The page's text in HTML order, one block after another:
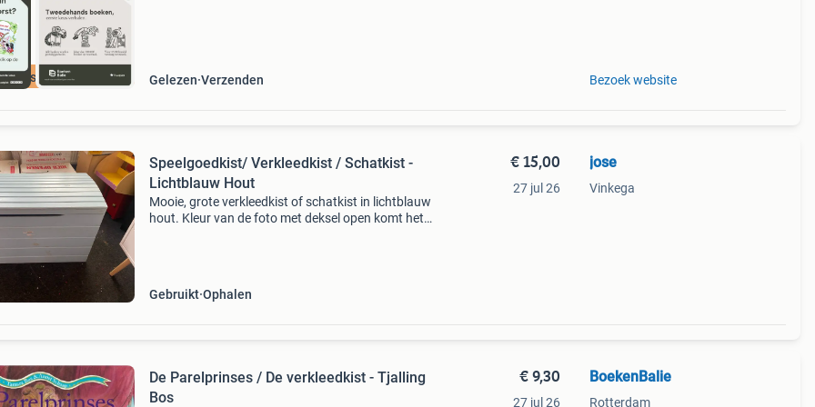
prijs Gelezen Verzenden Bezoek website
Speelgoedkist/ Verkleedkist / Schatkist -
Lichtblauw Hout
Mooie, grote verkleedkist of schatkist in lichtblauw
hout. Kleur van de foto met deksel open komt het
Gebruikt Ophalen
€ 15,00
27 jul 26
jose
Vinkega
De Parelprinses / De verkleedkist - Tjalling
Bos
€ 9,30
27 jul 26
BoekenBalie
Rotterdam